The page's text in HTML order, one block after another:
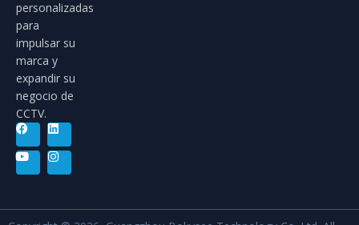
personalizadas
para
impulsar su
marca y
expandir su
negocio de
CCTV.